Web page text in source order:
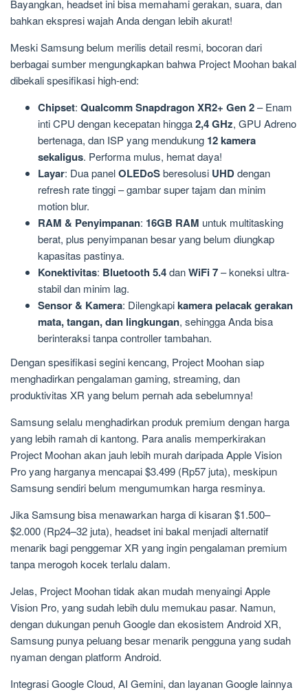
Bayangkan, headset ini bisa memahami gerakan, suara, dan
bahkan ekspresi wajah Anda dengan lebih akurat!
Meski Samsung belum merilis detail resmi, bocoran dari
berbagai sumber mengungkapkan bahwa Project Moohan bakal
dibekali spesifikasi high-end:
Chipset: Qualcomm Snapdragon XR2+ Gen 2– Enam
inti CPU dengan kecepatan hingga2,4 GHz, GPU Adreno
bertenaga, dan ISP yang mendukung 12 kamera
sekaligus. Performa mulus, hemat daya!
Layar: Dua panelOLEDoSberesolusi UHDdengan
refresh rate tinggi – gambar super tajam dan minim
motion blur.
RAM & Penyimpanan: 16GB RAM untuk multitasking
berat, plus penyimpanan besar yang belum diungkap
kapasitas pastinya.
Konektivitas: Bluetooth 5.4danWiFi 7– koneksi ultra-
stabil dan minim lag.
Sensor & Kamera: Dilengkapikamera pelacak gerakan
mata, tangan, dan lingkungan, sehingga Anda bisa
berinteraksi tanpa controller tambahan.
Dengan spesifikasi segini kencang, Project Moohan siap
menghadirkan pengalaman gaming, streaming, dan
produktivitas XR yang belum pernah ada sebelumnya!
Samsung selalu menghadirkan produk premium dengan harga
yang lebih ramah di kantong. Para analis memperkirakan
Project Moohan akan jauh lebih murah daripada Apple Vision
Pro yang harganya mencapai $3.499 (Rp57 juta), meskipun
Samsung sendiri belum mengumumkan harga resminya.
Jika Samsung bisa menawarkan harga di kisaran $1.500–
$2.000 (Rp24–32 juta), headset ini bakal menjadi alternatif
menarik bagi penggemar XR yang ingin pengalaman premium
tanpa merogoh kocek terlalu dalam.
Jelas, Project Moohan tidak akan mudah menyaingi Apple
Vision Pro, yang sudah lebih dulu memukau pasar. Namun,
dengan dukungan penuh Google dan ekosistem Android XR,
Samsung punya peluang besar menarik pengguna yang sudah
nyaman dengan platform Android.
Integrasi Google Cloud, AI Gemini, dan layanan Google lainnya